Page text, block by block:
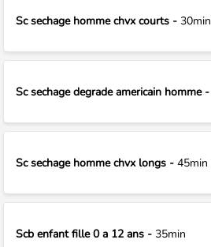
Sc sechage homme chvx courts - 30min
Sc sechage degrade americain homme -
Sc sechage homme chvx longs - 45min
Scb enfant fille 0 a 12 ans - 35min